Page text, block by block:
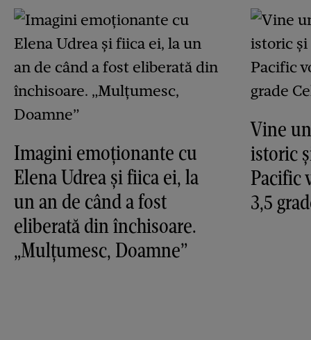
Imagini emoționante cu
Elena Udrea și fiica ei, la
un an de când a fost
eliberată din închisoare.
„Mulțumesc, Doamne”
Vine
istoric
Pacific
3,5